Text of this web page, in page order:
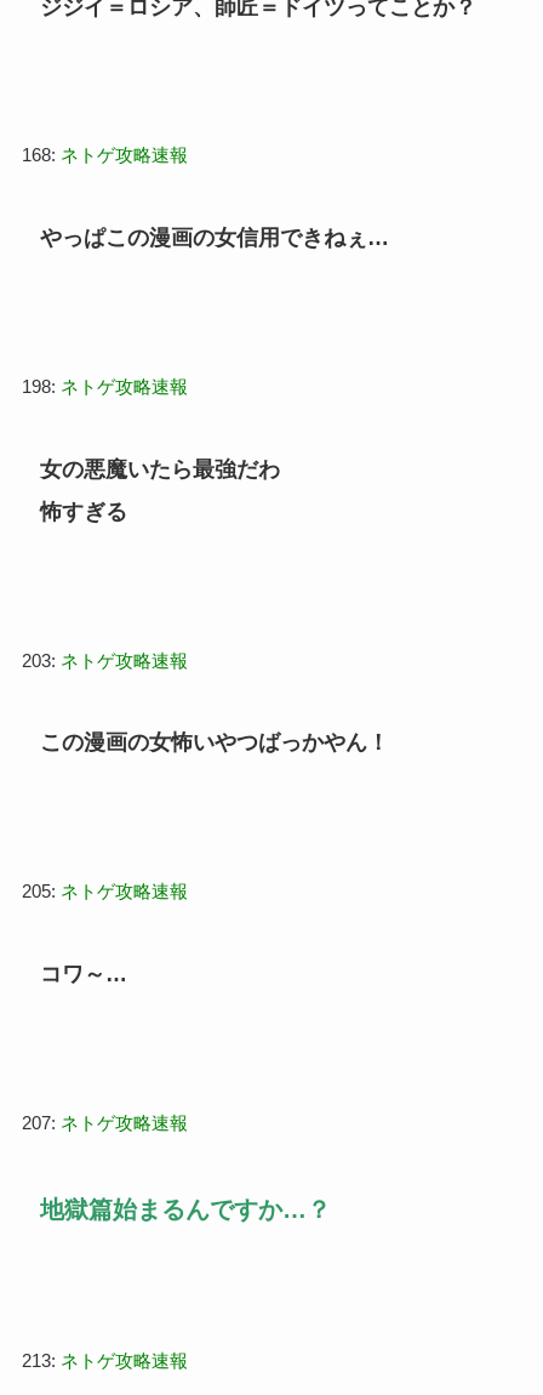
ジジイ＝ロシア、師匠＝ドイツってことか？
168: ネトゲ攻略速報
やっぱこの漫画の女信用できねぇ…
198: ネトゲ攻略速報
女の悪魔いたら最強だわ
怖すぎる
203: ネトゲ攻略速報
この漫画の女怖いやつばっかやん！
205: ネトゲ攻略速報
コワ～…
207: ネトゲ攻略速報
地獄篇始まるんですか…？
213: ネトゲ攻略速報